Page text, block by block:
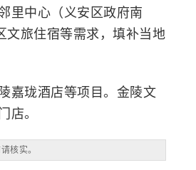
里中心（义安区政府南
文旅住宿等需求，填补当地
嘉珑酒店等项目。金陵文
店。
核实。